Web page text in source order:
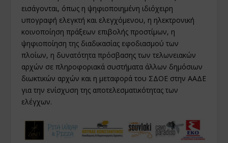
εισάγονται, όπως η ψηφιοποιημένη ιδιόχειρη
υπογραφή ελεγκτή και ελεγχόμενου, η ηλεκτρονική
κοινοποίηση πράξεων επιβολής προστίμων, η
ψηφιοποίηση της διαδικασίας εφοδιασμού των
πλοίων, η δυνατότητα πρόσβασης των τελωνειακών
αρχών σε πληροφοριακά συστήματα άλλων δημόσιων
διωκτικών αρχών και η μεταφορά του ΣΔΟΕ στην ΑΑΔΕ
για την ενίσχυση της αποτελεσματικότητας των
ελέγχων.